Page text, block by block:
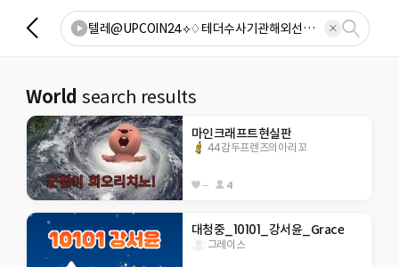
World search results
마인크래프트현실판
44감두프렌즈의아리꼬
-- 4
대청중_10101_강서윤_Grace
그레이스